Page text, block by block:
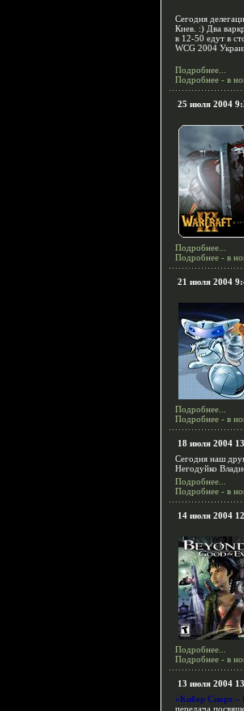
Сегодня
Киев. :) Два
в 12-50 едут в
WCG 2004
Подробнее...
Подробнее - в
25 июля 2004
Подробнее...
Подробнее - в
21 июля 2004
Подробнее...
Подробнее - в
18 июля 2004
Сегодня наш
Негодуйко
Подробнее...
Подробнее - в
14 июля 2004
Подробнее...
Подробнее - в
13 июля 2004
«Кибер Спорт –
передача